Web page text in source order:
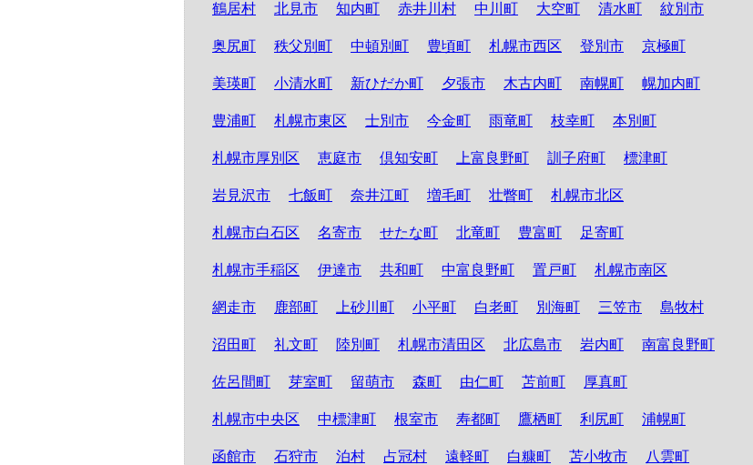
鶴居村 北見市 知内町 赤井川村 中川町 大空町 清水町 紋別市
奥尻町 秩父別町 中頓別町 豊頃町 札幌市西区 登別市 京極町
美瑛町 小清水町 新ひだか町 夕張市 木古内町 南幌町 幌加内町
豊浦町 札幌市東区 士別市 今金町 雨竜町 枝幸町 本別町
札幌市厚別区 恵庭市 倶知安町 上富良野町 訓子府町 標津町
岩見沢市 七飯町 奈井江町 増毛町 壮瞥町 札幌市北区
札幌市白石区 名寄市 せたな町 北竜町 豊富町 足寄町
札幌市手稲区 伊達市 共和町 中富良野町 置戸町 札幌市南区
網走市 鹿部町 上砂川町 小平町 白老町 別海町 三笠市 島牧村
沼田町 礼文町 陸別町 札幌市清田区 北広島市 岩内町 南富良野町
佐呂間町 芽室町 留萌市 森町 由仁町 苫前町 厚真町
札幌市中央区 中標津町 根室市 寿都町 鷹栖町 利尻町 浦幌町
函館市 石狩市 泊村 占冠村 遠軽町 白糠町 苫小牧市 八雲町